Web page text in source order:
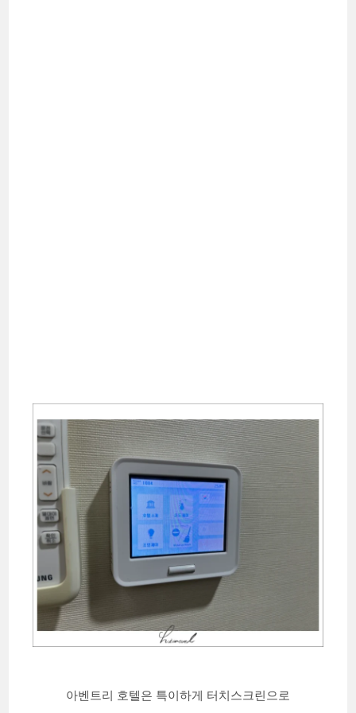
아벤트리 호텔은 특이하게 터치스크린으로